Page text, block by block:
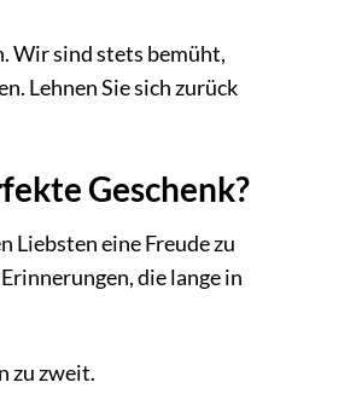
Wir sind stets bemüht,
Lehnen Sie sich zurück
Geschenk?
Liebsten eine Freude zu
die lange in
zu zweit.